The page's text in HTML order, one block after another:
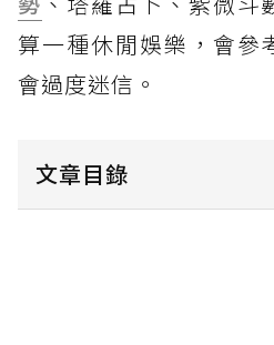
算一種休閒娛樂，會參
會過度迷信。
文章目錄